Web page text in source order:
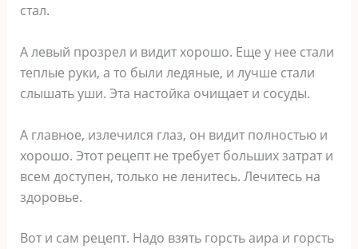
стал.
А левый прозрел и видит хорошо. Еще у нее стали
теплые руки, а то были ледяные, и лучше стали
слышать уши. Эта настойка очищает и сосуды.
А главное, излечился глаз, он видит полностью и
хорошо. Этот рецепт не требует больших затрат и
всем доступен, только не ленитесь. Лечитесь на
здоровье.
Вот и сам рецепт. Надо взять горсть аира и горсть